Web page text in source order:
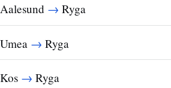
Aalesund → Ryga
Umea → Ryga
Kos → Ryga